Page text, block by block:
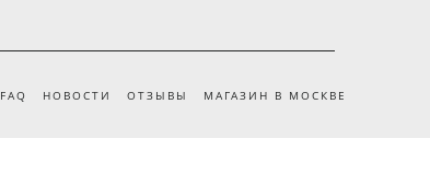
FAQ НОВОСТИ ОТЗЫВЫ МАГАЗИН В МОСКВЕ